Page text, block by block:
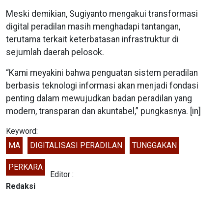
Meski demikian, Sugiyanto mengakui transformasi
digital peradilan masih menghadapi tantangan,
terutama terkait keterbatasan infrastruktur di
sejumlah daerah pelosok.
“Kami meyakini bahwa penguatan sistem peradilan
berbasis teknologi informasi akan menjadi fondasi
penting dalam mewujudkan badan peradilan yang
modern, transparan dan akuntabel,” pungkasnya. [in]
Keyword:
MA
DIGITALISASI PERADILAN TUNGGAKAN
PERKARA
Editor :
Redaksi